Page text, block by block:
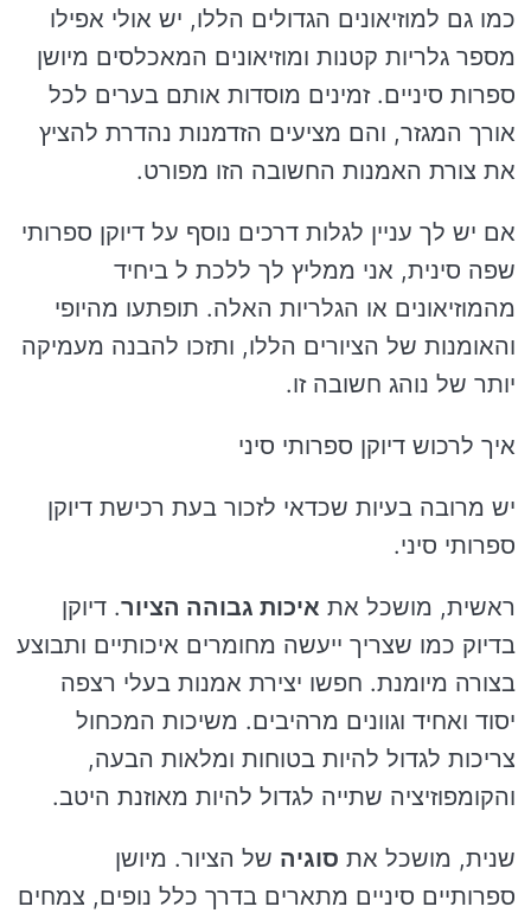
כמו גם למוזיאונים הגדולים הללו, יש אולי אפילו
מספר גלריות קטנות ומוזיאונים המאכלסים מיושן
ספרות סיניים. זמינים מוסדות אותם בערים לכל
אורך המגזר, והם מציעים הזדמנות נהדרת להציץ
את צורת האמנות החשובה הזו מפורט.
אם יש לך עניין לגלות דרכים נוסף על דיוקן ספרותי
שפה סינית, אני ממליץ לך ללכת ל ביחיד
מהמוזיאונים או הגלריות האלה. תופתעו מהיופי
והאומנות של הציורים הללו, ותזכו להבנה מעמיקה
יותר של נוהג חשובה זו.
איך לרכוש דיוקן ספרותי סיני
יש מרובה בעיות שכדאי לזכור בעת רכישת דיוקן
ספרותי סיני.
ראשית, מושכל את איכות גבוהה הציור. דיוקן
בדיוק כמו שצריך ייעשה מחומרים איכותיים ותבוצע
בצורה מיומנת. חפשו יצירת אמנות בעלי רצפה
יסוד ואחיד וגוונים מרהיבים. משיכות המכחול
צריכות לגדול להיות בטוחות ומלאות הבעה,
והקומפוזיציה שתייה לגדול להיות מאוזנת היטב.
שנית, מושכל את סוגיה של הציור. מיושן
ספרותיים סיניים מתארים בדרך כלל נופים, צמחים